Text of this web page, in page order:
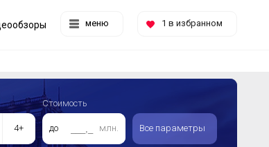
меню 1 в избранном
4+
Стоимость
до млн. Все параметры